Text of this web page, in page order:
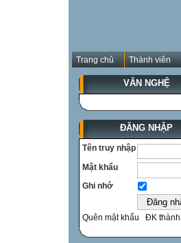
Trang chủ Thành viên
VĂN NGHỆ
ĐĂNG NHẬP
Tên truy nhập
Mật khẩu
Ghi nhớ
Quên mật khẩu ĐK